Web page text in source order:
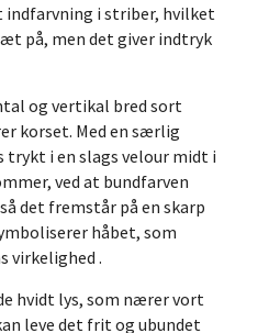
indfarvning i striber, hvilket
på, men det giver indtryk
og vertikal bred sort
korset. Med en særlig
trykt i en slags velour midt i
ved at bundfarven
det fremstår på en skarp
håbet, som
virkelighed .
hvidt lys, som nærer vort
leve det frit og ubundet